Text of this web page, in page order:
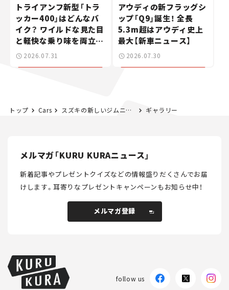
トライアンフ新型「トラ
ッカー400」はどんなバ
イク？ ワイルドな見た目
と軽快な乗り味を両立し
た400ccフラットトラッ
2026.07.31
アウディの新フラッグシ
ップ「Q9」誕生！ 全長
5.3m超はアウディ史上
最大【新車ニュース】
2026.07.30
トップ Cars スズキの新しいジムニーはACC追加など安全装備が盛りだくさん！ 改良新型「ジムニー/ジムニー シエラ」が11月発売！【新車ニュース】 ギャラリー
メルマガ「KURU KURAニュース」
新着記事やプレゼントクイズなどの情報盛りだくさんでお届
けします。耳寄りなプレゼントキャンペーンもお知らせ中！
メルマガ登録
follow us